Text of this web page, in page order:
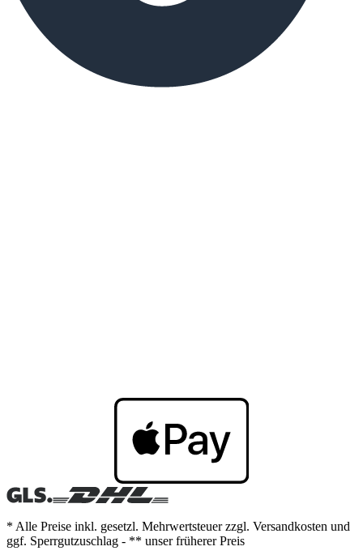
* Alle Preise inkl. gesetzl. Mehrwertsteuer zzgl. Versandkosten und
ggf. Sperrgutzuschlag - ** unser früherer Preis